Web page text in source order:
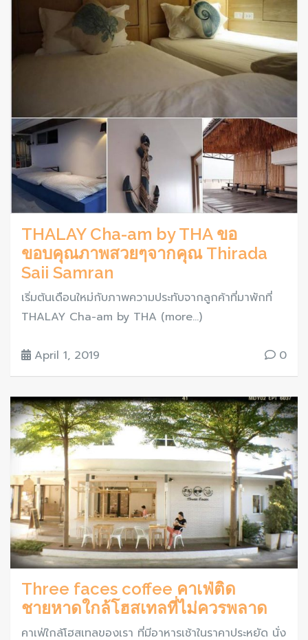
THALAY Cha-am by THA ขอ
ขอบคุณภาพสวยๆจากคุณ Thirada
Saii Samran
เริ่มต้นเดือนใหม่กับภาพความประทับจากลูกค้าที่มาพักที่
THALAY Cha-am by THA (more…)
April 1, 2019 0
Three faces coffee คาเฟ่ติด
ชายหาดใกล้โฮสเทลที่ไม่ควรพลาด
คาเฟ่ใกล้โฮสเทลของเรา ที่มีอาหารเช้าในราคาประหยัด นั่ง